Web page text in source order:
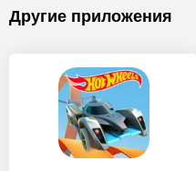
Другие приложения